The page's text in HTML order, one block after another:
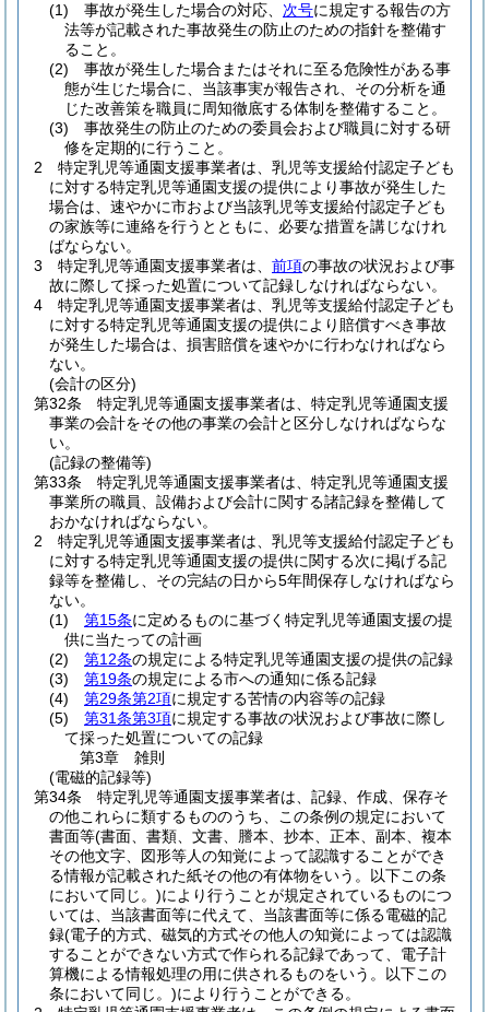
(1)
事故が発生した場合の対応、 次号に規定する報告の方
法等が記載された事故発生の防止のための指針を整備す
ること。
(2)
事故が発生した場合またはそれに至る危険性がある事
態が生じた場合に、当該事実が報告され、その分析を通
じた改善策を職員に周知徹底する体制を整備すること。
(3)
事故発生の防止のための委員会および職員に対する研
修を定期的に行うこと。
2
特定乳児等通園支援事業者は、乳児等支援給付認定子ども
に対する特定乳児等通園支援の提供により事故が発生した
場合は、速やかに市および当該乳児等支援給付認定子ども
の家族等に連絡を行うとともに、必要な措置を講じなけれ
ばならない。
3
特定乳児等通園支援事業者は、 前項の事故の状況および事
故に際して採った処置について記録しなければならない。
4
特定乳児等通園支援事業者は、乳児等支援給付認定子ども
に対する特定乳児等通園支援の提供により賠償すべき事故
が発生した場合は、損害賠償を速やかに行わなければなら
ない。
(会計の区分)
第32条
特定乳児等通園支援事業者は、特定乳児等通園支援
事業の会計をその他の事業の会計と区分しなければならな
い。
(記録の整備等)
第33条
特定乳児等通園支援事業者は、特定乳児等通園支援
事業所の職員、設備および会計に関する諸記録を整備して
おかなければならない。
2
特定乳児等通園支援事業者は、乳児等支援給付認定子ども
に対する特定乳児等通園支援の提供に関する次に掲げる記
録等を整備し、その完結の日から5年間保存しなければなら
ない。
(1)
第15条に定めるものに基づく特定乳児等通園支援の提
供に当たっての計画
(2)
第12条の規定による特定乳児等通園支援の提供の記録
(3)
第19条の規定による市への通知に係る記録
(4)
第29条第2項に規定する苦情の内容等の記録
(5)
第31条第3項に規定する事故の状況および事故に際し
て採った処置についての記録
第3章
雑則
(電磁的記録等)
第34条
特定乳児等通園支援事業者は、記録、作成、保存そ
の他これらに類するもののうち、この条例の規定において
書面等(書面、書類、文書、謄本、抄本、正本、副本、複本
その他文字、図形等人の知覚によって認識することができ
る情報が記載された紙その他の有体物をいう。以下この条
において同じ。)により行うことが規定されているものにつ
いては、当該書面等に代えて、当該書面等に係る電磁的記
録(電子的方式、磁気的方式その他人の知覚によっては認識
することができない方式で作られる記録であって、電子計
算機による情報処理の用に供されるものをいう。以下この
条において同じ。)により行うことができる。